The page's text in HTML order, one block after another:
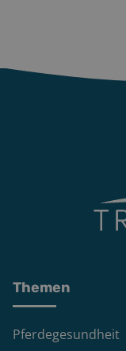
Themen
Pferdegesundheit